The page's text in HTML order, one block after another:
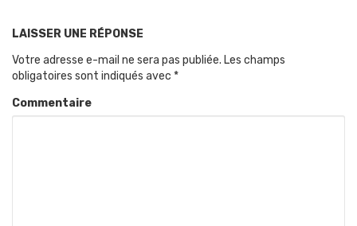
LAISSER UNE RÉPONSE
Votre adresse e-mail ne sera pas publiée. Les champs
obligatoires sont indiqués avec *
Commentaire